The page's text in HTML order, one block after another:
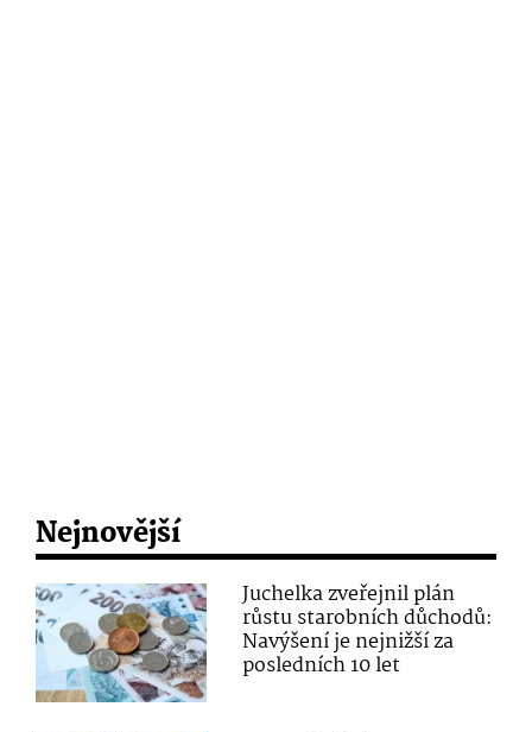
Nejnovější
Juchelka zveřejnil plán
růstu starobních důchodů:
Navýšení je nejnižší za
posledních 10 let